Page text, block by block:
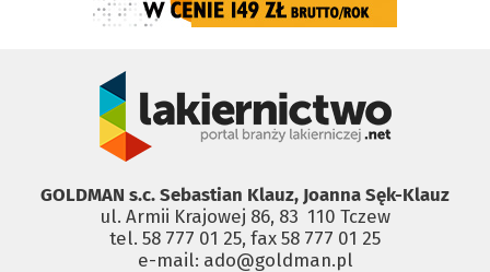
GOLDMAN s.c. Sebastian Klauz, Joanna Sęk-Klauz
ul. Armii Krajowej 86, 83 ­ 110 Tczew
tel. 58 777 01 25, fax 58 777 01 25
e-mail: ado@goldman.pl